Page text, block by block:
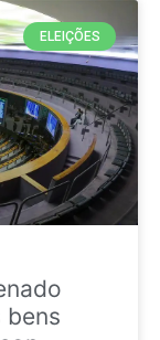
ELEIÇÕES
bens